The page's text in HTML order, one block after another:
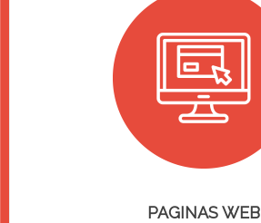
PAGINAS WEB